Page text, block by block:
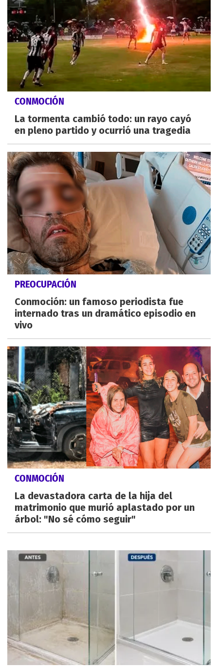
CONMOCIÓN
La tormenta cambió todo: un rayo cayó
en pleno partido y ocurrió una tragedia
PREOCUPACIÓN
Conmoción: un famoso periodista fue
internado tras un dramático episodio en
vivo
CONMOCIÓN
La devastadora carta de la hija del
matrimonio que murió aplastado por un
árbol: "No sé cómo seguir"